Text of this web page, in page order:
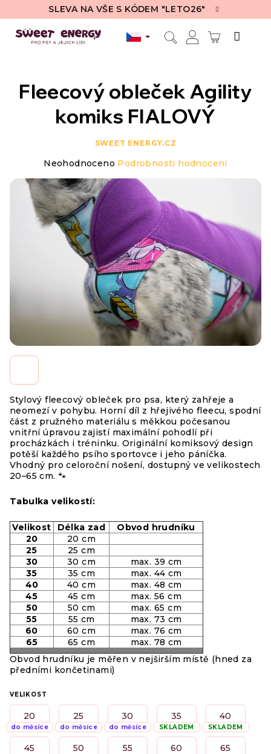
obsah
SLEVA NA VŠE S KÓDEM "LETO26"
Stylový fleecový obleček pro psa, který zahřeje a
neomezí v pohybu. Horní díl z hřejivého fleecu, spodní
část z pružného materiálu s měkkou počesanou
vnitřní úpravou zajistí maximální pohodlí při
procházkách i tréninku. Originální komiksový design
potěší každého psího sportovce i jeho páníčka.
Vhodný pro celoroční nošení, dostupný ve velikostech
20–65 cm. 🐾
Tabulka velikostí:
Velikost Délka zad
Obvod hrudníku
20
20 cm
25
25 cm
30
30 cm
max. 39 cm
35
35 cm
max. 44 cm
40
40 cm
max. 48 cm
45
45 cm
max. 56 cm
50
50 cm
max. 65 cm
55
55 cm
max. 73 cm
60
60 cm
max. 76 cm
65
65 cm
max. 78 cm
Obvod hrudníku je měřen v nejširším místě (hned za
předními končetinami)
VELIKOST
20
do měsíce
25
do měsíce
30
do měsíce
35
SKLADEM
40
SKLADEM
45 50 55 60 65
Fleecový obleček Agility
komiks FIALOVÝ
SWEET ENERGY.CZ
Průměrné
produktu
je
0,0
z
5
hvězdiček.
Neohodnoceno Podrobnosti hodnocení